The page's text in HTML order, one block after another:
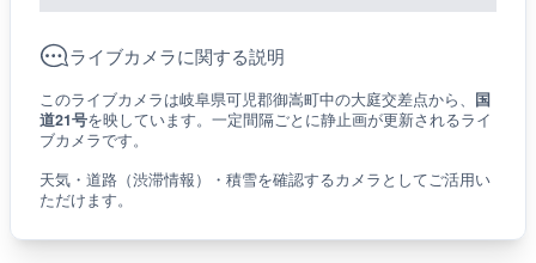
ライブカメラに関する説明
このライブカメラは岐阜県可児郡御嵩町中の大庭交差点から、 国
道21号を映しています。一定間隔ごとに静止画が更新されるライ
ブカメラです。
天気・道路（渋滞情報）・積雪を確認するカメラとしてご活用い
ただけます。